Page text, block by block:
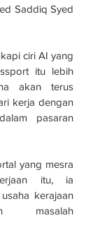
Saddiq Syed
ciri AI yang
itu lebih
akan terus
kerja dengan
pasaran
yang mesra
itu, ia
kerajaan
masalah